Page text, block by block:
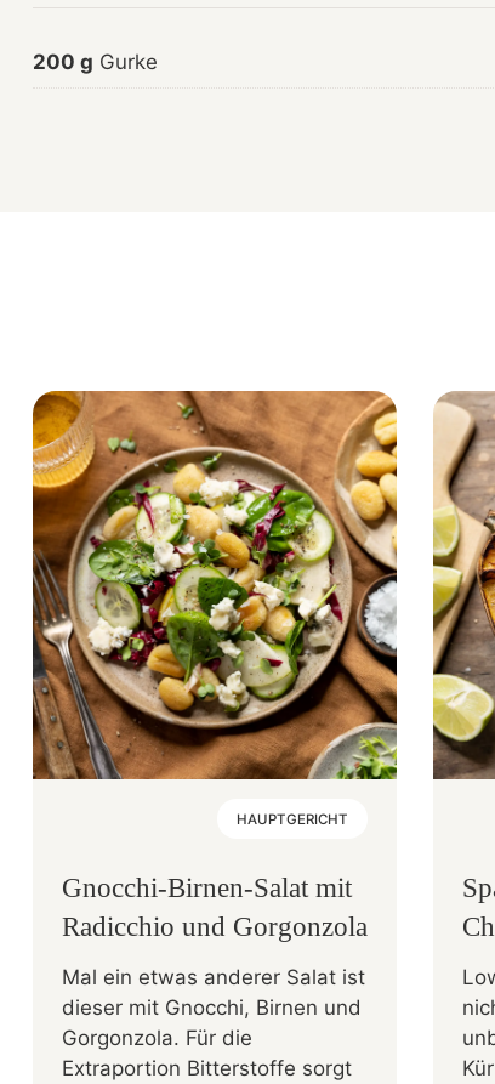
200 g Gurke
HAUPTGERICHT
Gnocchi-Birnen-Salat mit
Radicchio und Gorgonzola
Mal ein etwas anderer Salat ist
dieser mit Gnocchi, Birnen und
Gorgonzola. Für die
Extraportion Bitterstoffe sorgt